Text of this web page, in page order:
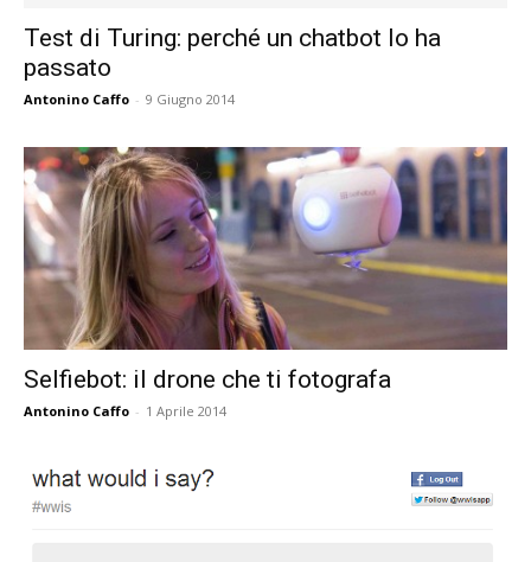
Test di Turing: perché un chatbot lo ha
passato
Antonino Caffo - 9 Giugno 2014
Selfiebot: il drone che ti fotografa
Antonino Caffo - 1 Aprile 2014